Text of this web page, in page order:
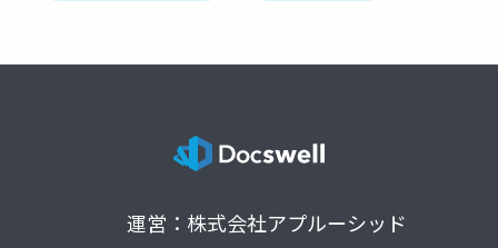
運営：株式会社アプルーシッド